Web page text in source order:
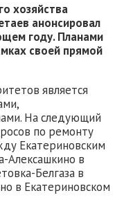
хозяйства
анонсировал
году. Планами
своей прямой
является
На следующий
по ремонту
Екатериновским
Алексашкино в
Белгаза в
в Екатериновском